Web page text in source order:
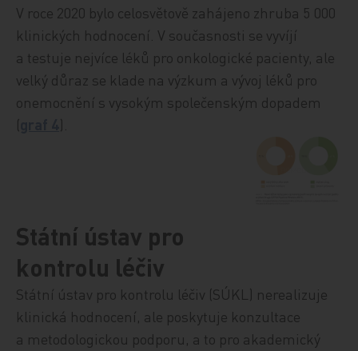
V roce 2020 bylo celosvětově zahájeno zhruba 5 000
klinických hodnocení. V současnosti se vyvíjí
a testuje nejvíce léků pro onkologické pacienty, ale
velký důraz se klade na výzkum a vývoj léků pro
onemocnění s vysokým společenským dopadem
(
).
Státní ústav pro
kontrolu léčiv
Státní ústav pro kontrolu léčiv (SÚKL) nerealizuje
klinická hodnocení, ale poskytuje konzultace
a metodologickou podporu, a to pro akademický